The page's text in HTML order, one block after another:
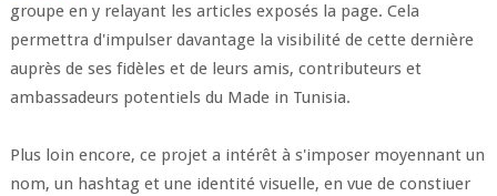
groupe en y relayant les articles exposés la page. Cela
permettra d'impulser davantage la visibilité de cette dernière
auprès de ses fidèles et de leurs amis, contributeurs et
ambassadeurs potentiels du Made in Tunisia.
Plus loin encore, ce projet a intérêt à s'imposer moyennant un
nom, un hashtag et une identité visuelle, en vue de constiuer